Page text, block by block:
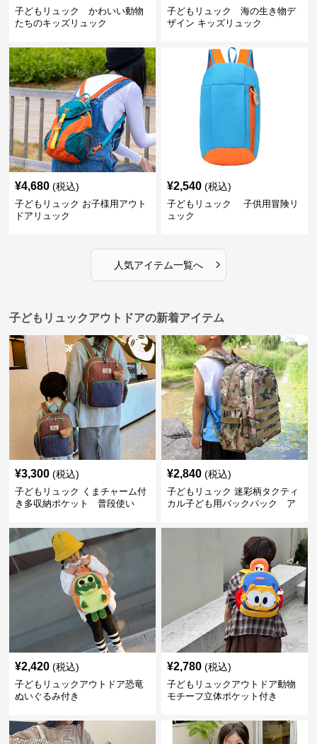
子どもリュック かわいい動物
たちのキッズリュック
子どもリュック 海の生き物デ
ザイン キッズリュック
¥4,680 (税込)
子どもリュック お子様用アウト
ドアリュック
¥2,540 (税込)
子どもリュック 子供用冒険リ
ュック
人気アイテム一覧へ ›
子どもリュックアウトドアの新着アイテム
¥3,300 (税込)
子どもリュック くまチャーム付
き多収納ポケット 普段使い
¥2,840 (税込)
子どもリュック 迷彩柄タクティ
カル子ども用バックパック ア
¥2,420 (税込)
子どもリュックアウトドア恐竜
ぬいぐるみ付き
¥2,780 (税込)
子どもリュックアウトドア動物
モチーフ立体ポケット付き